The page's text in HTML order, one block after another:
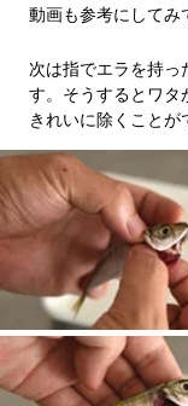
動画も参考にしてみ
次は指でエラを持っ
す。そうするとワタ
きれいに除くことが